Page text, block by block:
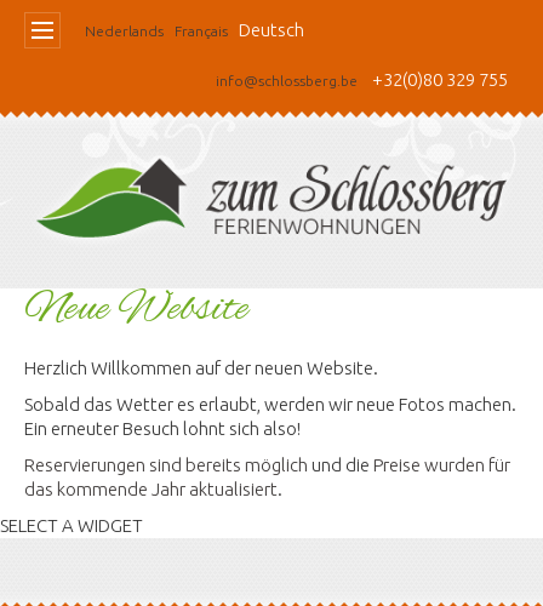
Nederlands Français Deutsch
info@schlossberg.be +32(0)80 329 755
Neue Website
Herzlich Willkommen auf der neuen Website.
Sobald das Wetter es erlaubt, werden wir neue Fotos machen.
Ein erneuter Besuch lohnt sich also!
Reservierungen sind bereits möglich und die Preise wurden für
das kommende Jahr aktualisiert.
SELECT A WIDGET